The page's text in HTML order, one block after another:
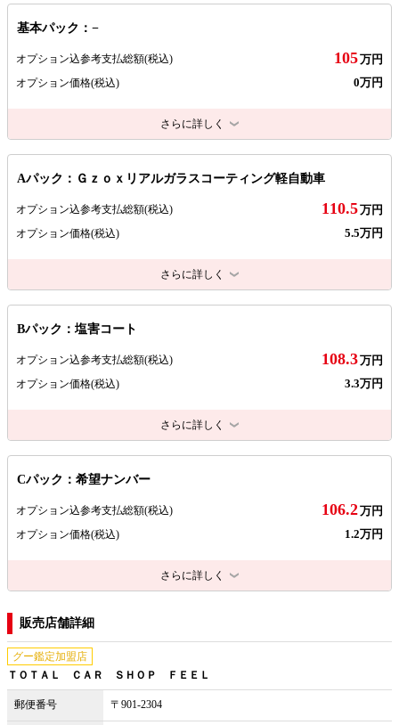
基本パック：−
オプション込参考支払総額(税込) 105万円
オプション価格(税込) 0万円
さらに詳しく
Aパック：Ｇｚｏｘリアルガラスコーティング軽自動車
オプション込参考支払総額(税込) 110.5万円
オプション価格(税込) 5.5万円
さらに詳しく
Bパック：塩害コート
オプション込参考支払総額(税込) 108.3万円
オプション価格(税込) 3.3万円
さらに詳しく
Cパック：希望ナンバー
オプション込参考支払総額(税込) 106.2万円
オプション価格(税込) 1.2万円
さらに詳しく
販売店舗詳細
グー鑑定加盟店
ＴＯＴＡＬ ＣＡＲ ＳＨＯＰ ＦＥＥＬ
郵便番号 〒901-2304